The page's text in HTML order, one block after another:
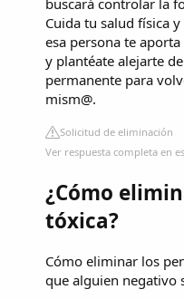
Cuida tu salud física
esa persona te
y plantéate alejarte
permanente para
mism@.
Solicitud de eliminación
Ver respuesta completa en
¿Cómo
tóxica?
Cómo eliminar los
que alguien negativo